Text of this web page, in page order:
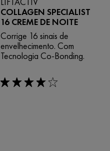
COLLAGEN SPECIALIST
16 CREME DE NOITE
Corrige 16 sinais de
envelhecimento. Com
Tecnologia Co-Bonding.
4/5